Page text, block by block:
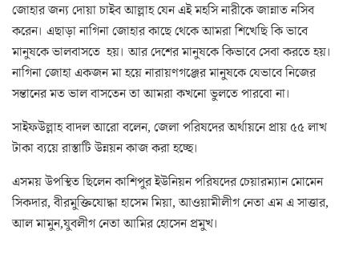
জোহার জন্য দোয়া চাইব আল্লাহ যেন এই মহসি নারীকে জান্নাত নসিব
করেন। এছাড়া নাগিনা জোহার কাছে থেকে আমরা শিখেছি কি ভাবে
মানুষকে ভালবাসতে হয়। আর দেশের মানুষকে কিভাবে সেবা করতে হয়।
নাগিনা জোহা একজন মা হয়ে নারায়ণগঞ্জের মানুষকে যেভাবে নিজের
সন্তানের মত ভাল বাসতেন তা আমরা কখনো ভুলতে পারবো না।
সাইফউল্লাহ বাদল আরো বলেন, জেলা পরিষদের অর্থায়নে প্রায় ৫৫ লাখ
টাকা ব্যয়ে রাস্তাটি উন্নয়ন কাজ করা হচ্ছে।
এসময় উপস্থিত ছিলেন কাশিপুর ইউনিয়ন পরিষদের চেয়ারম্যান মোমেন
সিকদার, বীরমুক্তিযোদ্ধা হাসেম মিয়া, আওয়ামীলীগ নেতা এম এ সাত্তার,
আল মামুন,যুবলীগ নেতা আমির হোসেন প্রমুখ।